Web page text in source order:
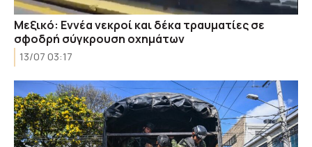
Μεξικό: Εννέα νεκροί και δέκα τραυματίες σε
σφοδρή σύγκρουση οχημάτων
13/07 03:17